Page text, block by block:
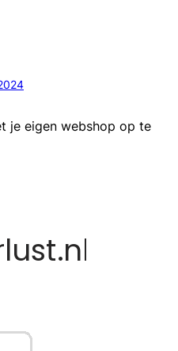
je eigen webshop op te